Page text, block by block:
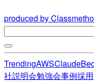
produced by
TrendingAWSClaude
社説明会勉強会事例採用